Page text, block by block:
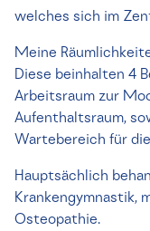
welches sich im
Meine
Diese beinhalten 4
Arbeitsraum zur
Aufenthaltsraum,
Wartebereich für
Hauptsächlich
Krankengymnastik,
Osteopathie.